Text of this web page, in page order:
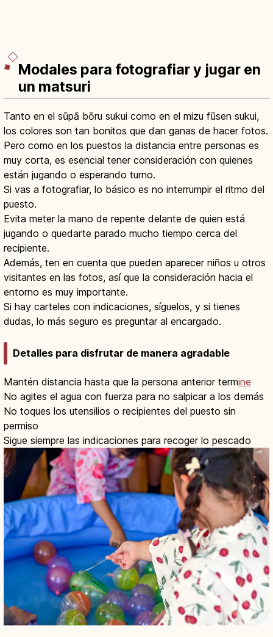
Modales para fotografiar y jugar en
un matsuri
Tanto en el sūpā bōru sukui como en el mizu fūsen sukui,
los colores son tan bonitos que dan ganas de hacer fotos.
Pero como en los puestos la distancia entre personas es
muy corta, es esencial tener consideración con quienes
están jugando o esperando turno.
Si vas a fotografiar, lo básico es no interrumpir el ritmo del
puesto.
Evita meter la mano de repente delante de quien está
jugando o quedarte parado mucho tiempo cerca del
recipiente.
Además, ten en cuenta que pueden aparecer niños u otros
visitantes en las fotos, así que la consideración hacia el
entorno es muy importante.
Si hay carteles con indicaciones, síguelos, y si tienes
dudas, lo más seguro es preguntar al encargado.
Detalles para disfrutar de manera agradable
Mantén distancia hasta que la persona anterior termine
No agites el agua con fuerza para no salpicar a los demás
No toques los utensilios o recipientes del puesto sin
permiso
Sigue siempre las indicaciones para recoger lo pescado